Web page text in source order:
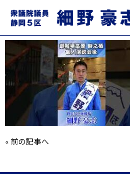
mqdefault.jpg
2024.10.21
«前の記事へ